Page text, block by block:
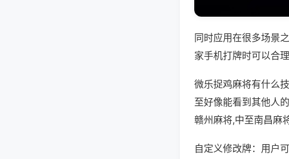
同时应用在很多场景
家手机打牌时可以合
微乐捉鸡麻将有什么
至好像能看到其他人
赣州麻将,中至南昌麻
自定义修改牌：用户